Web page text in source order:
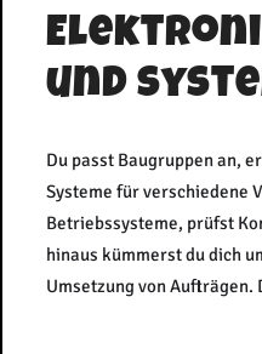
und
Du passt Baugruppen an,
Systeme für verschiedene
Betriebssysteme, prüfst
hinaus kümmerst du dich
Umsetzung von